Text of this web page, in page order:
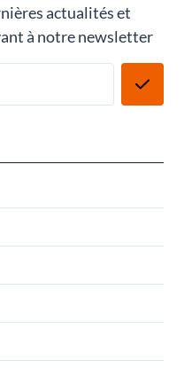
actualités et
à notre newsletter